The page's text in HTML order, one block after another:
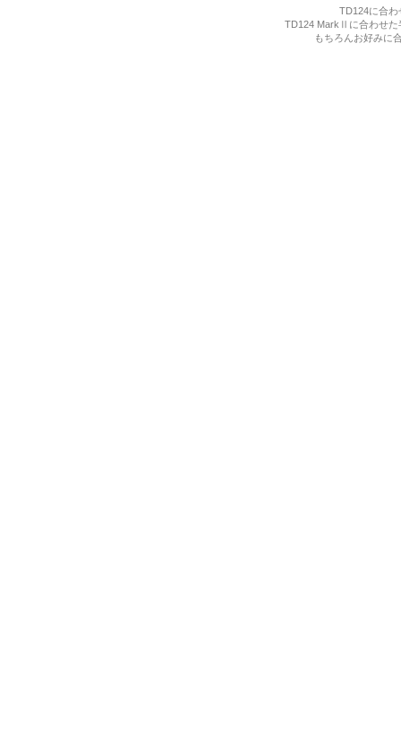
TD124に合わ
TD124 MarkⅡに合わせた
もちろんお好みに